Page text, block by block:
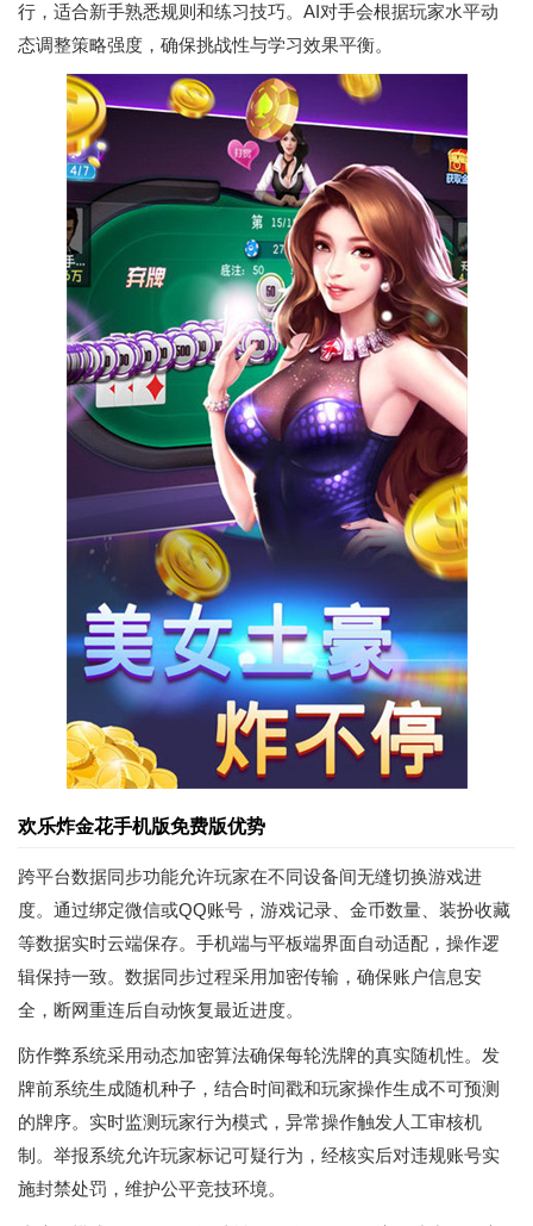
行，适合新手熟悉规则和练习技巧。AI对手会根据玩家水平动
态调整策略强度，确保挑战性与学习效果平衡。
欢乐炸金花手机版免费版优势
跨平台数据同步功能允许玩家在不同设备间无缝切换游戏进
度。通过绑定微信或QQ账号，游戏记录、金币数量、装扮收藏
等数据实时云端保存。手机端与平板端界面自动适配，操作逻
辑保持一致。数据同步过程采用加密传输，确保账户信息安
全，断网重连后自动恢复最近进度。
防作弊系统采用动态加密算法确保每轮洗牌的真实随机性。发
牌前系统生成随机种子，结合时间戳和玩家操作生成不可预测
的牌序。实时监测玩家行为模式，异常操作触发人工审核机
制。举报系统允许玩家标记可疑行为，经核实后对违规账号实
施封禁处罚，维护公平竞技环境。